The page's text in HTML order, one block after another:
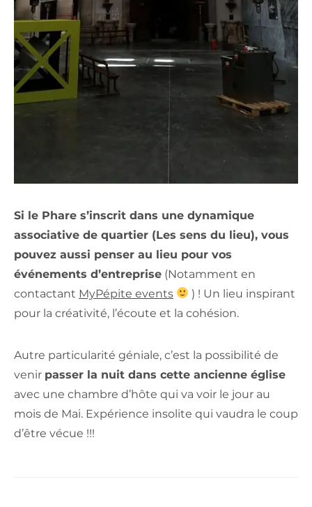
Si le Phare s’inscrit dans une dynamique
associative de quartier (Les sens du lieu), vous
pouvez aussi penser au lieu pour vos
événements d’entreprise (Notamment en
contactant MyPépite events
) ! Un lieu inspirant
pour la créativité, l’écoute et la cohésion.
Autre particularité géniale, c’est la possibilité de
venir passer la nuit dans cette ancienne église
avec une chambre d’hôte qui va voir le jour au
mois de Mai. Expérience insolite qui vaudra le coup
d’être vécue !!!